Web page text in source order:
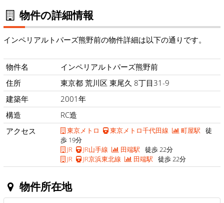
物件の詳細情報
インペリアルトパーズ熊野前の物件詳細は以下の通りです。
物件名
インペリアルトパーズ熊野前
住所
東京都 荒川区 東尾久 8丁目31-9
建築年
2001年
構造
RC造
アクセス
東京メトロ 東京メトロ千代田線 町屋駅 徒
歩 19分
JR
JR山手線 田端駅 徒歩 22分
JR
JR京浜東北線 田端駅 徒歩 22分
物件所在地